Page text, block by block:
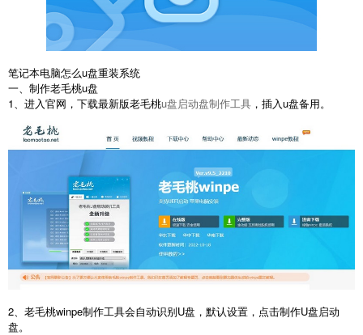
笔记本电脑怎么u盘重装系统
一、制作老毛桃u盘
1、进入官网，下载最新版老毛桃u盘启动盘制作工具 ，插入u盘备用。
2、老毛桃winpe制作工具会自动识别U盘，默认设置，点击制作U盘启动
盘。